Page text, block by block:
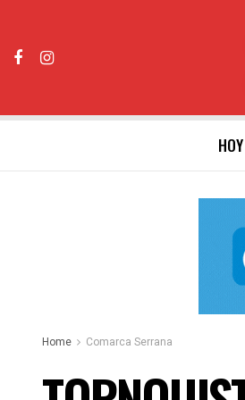
HOY
Home Comarca Serrana